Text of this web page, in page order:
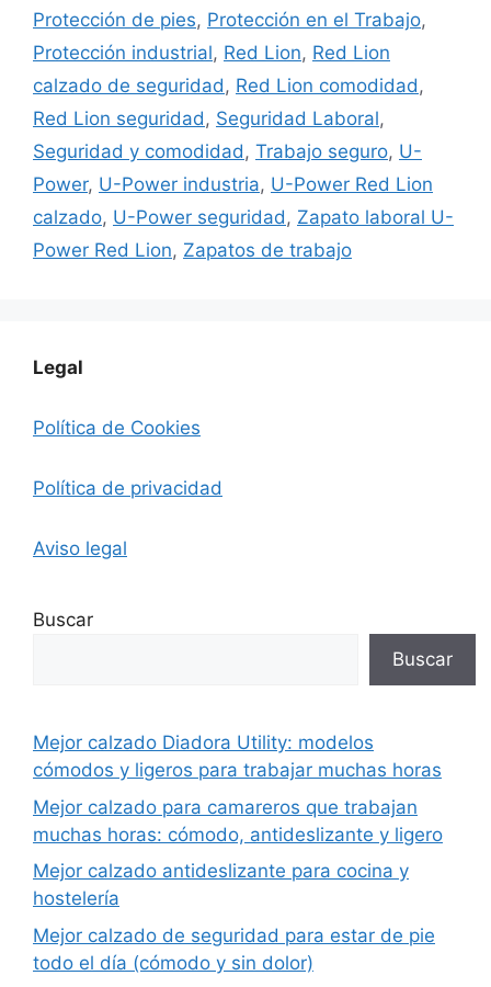
Protección de pies, Protección en el Trabajo,
Protección industrial, Red Lion, Red Lion
calzado de seguridad, Red Lion comodidad,
Red Lion seguridad, Seguridad Laboral,
Seguridad y comodidad, Trabajo seguro, U-
Power, U-Power industria, U-Power Red Lion
calzado, U-Power seguridad, Zapato laboral U-
Power Red Lion, Zapatos de trabajo
Legal
Política de Cookies
Política de privacidad
Aviso legal
Buscar
Buscar
Mejor calzado Diadora Utility: modelos
cómodos y ligeros para trabajar muchas horas
Mejor calzado para camareros que trabajan
muchas horas: cómodo, antideslizante y ligero
Mejor calzado antideslizante para cocina y
hostelería
Mejor calzado de seguridad para estar de pie
todo el día (cómodo y sin dolor)